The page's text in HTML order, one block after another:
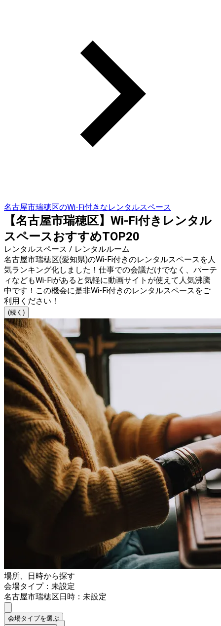
名古屋市瑞穂区のWi-Fi付きなレンタルスペース
【名古屋市瑞穂区】Wi-Fi付きレンタル
スペースおすすめTOP20
レンタルスペース / レンタルルーム
名古屋市瑞穂区(愛知県)のWi-Fi付きのレンタルスペースを人
気ランキング化しました！仕事での会議だけでなく、パーテ
ィなどもWi-Fiがあると気軽に動画サイトが使えて人気沸騰
中です！この機会に是非Wi-Fi付きのレンタルスペースをご
利用ください！
(続く)
場所、日時から探す
会場タイプ：未設定
名古屋市瑞穂区日時：未設定
会場タイプを選ぶ